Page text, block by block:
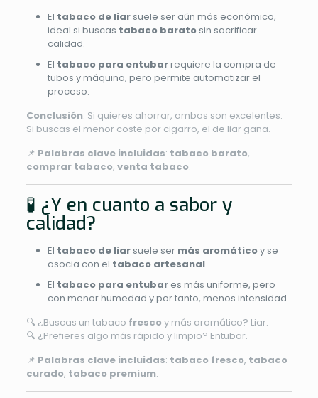
El tabaco de liarsuele ser aún más económico,
ideal si buscas tabaco baratosin sacrificar
calidad.
El tabaco para entubarrequiere la compra de
tubos y máquina, pero permite automatizar el
proceso.
Conclusión: Si quieres ahorrar, ambos son excelentes.
Si buscas el menor coste por cigarro, el de liar gana.
📌 Palabras clave incluidas: tabaco barato,
comprar tabaco, venta tabaco.
🧪 ¿Y en cuanto a sabor y
calidad?
El tabaco de liarsuele ser más aromáticoy se
asocia con el tabaco artesanal.
El tabaco para entubares más uniforme, pero
con menor humedad y por tanto, menos intensidad.
🔍 ¿Buscas un tabaco fresco y más aromático? Liar.
🔍 ¿Prefieres algo más rápido y limpio? Entubar.
📌 Palabras clave incluidas: tabaco fresco, tabaco
curado, tabaco premium.